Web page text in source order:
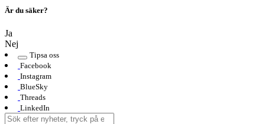
Är du säker?
Ja
Nej
Tipsa oss
Facebook
Instagram
BlueSky
Threads
LinkedIn